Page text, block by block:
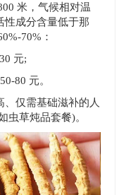
米，气候相对温
性成分含量低于那
70%：
元;
80 元。
仅需基础滋补的人
虫草炖品套餐)。